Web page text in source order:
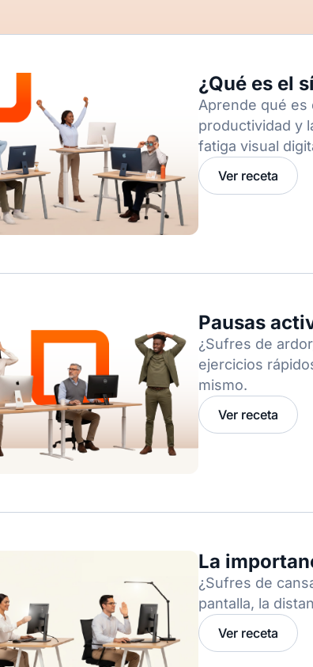
¿Qué es el
Aprende qué es
productividad y
fatiga visual
Ver receta
Pausas
¿Sufres de
ejercicios
mismo.
Ver receta
La
¿Sufres de
pantalla, la
Ver receta